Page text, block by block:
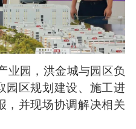
园，洪金城与园区负
园区规划建设、施工进
，并现场协调解决相关